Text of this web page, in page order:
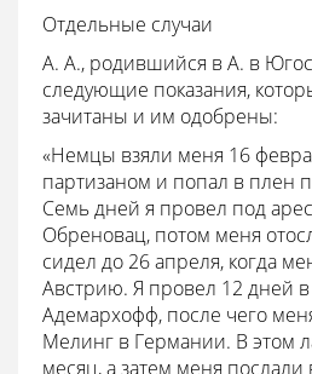
Отдельные случаи
А. А., родившийся в А. в
следующие показания,
зачитаны и им одобрены:
«Немцы взяли меня 16
партизаном и попал в плен
Семь дней я провел под
Обреновац, потом меня
сидел до 26 апреля, когда
Австрию. Я провел 12 дней в
Адемархофф, после чего
Мелинг в Германии. В этом
месяц, а затем меня